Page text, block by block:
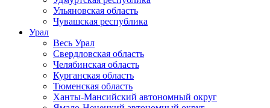
Ульяновская область
Чувашская республика
Урал
Весь Урал
Свердловская область
Челябинская область
Курганская область
Тюменская область
Ханты-Мансийский автономный округ